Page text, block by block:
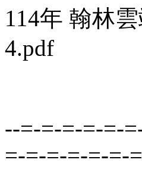
114年 翰林
4.pdf
--=-=-=-=-=-
=-=-=-=-=-=-